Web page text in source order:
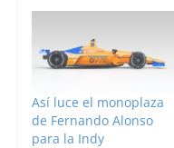
Así luce el monoplaza
de Fernando Alonso
para la Indy